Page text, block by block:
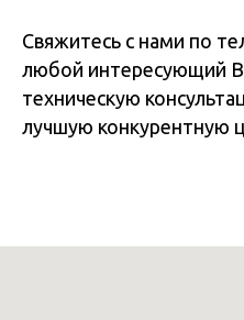
Свяжитесь с нами по
любой интересующий
техническую
лучшую конкурентную